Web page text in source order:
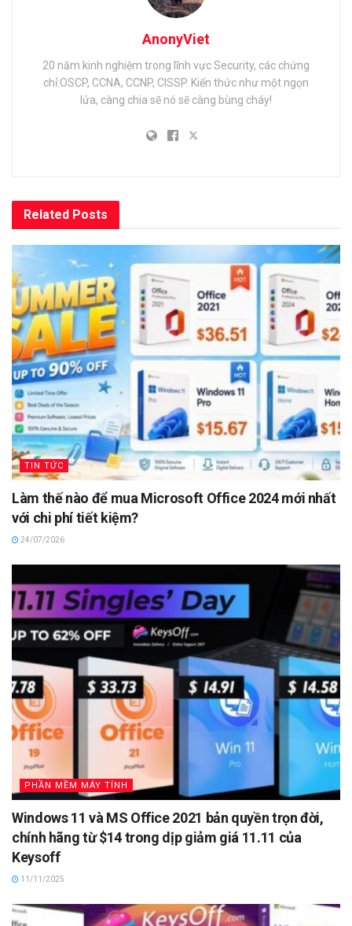
AnonyViet
20 năm kinh nghiệm trong lĩnh vực Security, các chứng
chỉ:OSCP, CCNA, CCNP, CISSP. Kiến thức như một ngọn
lửa, càng chia sẽ nó sẽ càng bùng cháy!
Related Posts
TIN TỨC
Làm thế nào để mua Microsoft Office 2024 mới nhất
với chi phí tiết kiệm?
24/07/2026
PHẦN MỀM MÁY TÍNH
Windows 11 và MS Office 2021 bản quyền trọn đời,
chính hãng từ $14 trong dịp giảm giá 11.11 của
Keysoff
11/11/2025